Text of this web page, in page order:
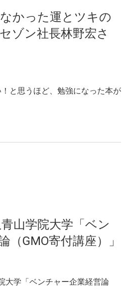
かった運とツキの
ゾン社長林野宏さ
と思うほど、勉強になった本が
山学院大学「ベン
（GMO寄付講座）」
大学「ベンチャー企業経営論